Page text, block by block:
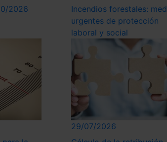
2026
Incendios forestales:
urgentes de protección
laboral y social
29/07/2026